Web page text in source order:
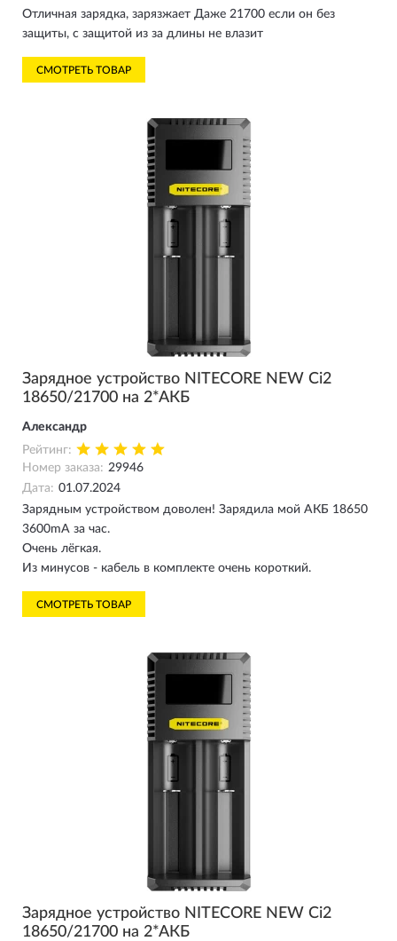
Отличная зарядка, зарязжает Даже 21700 если он без
защиты, с защитой из за длины не влазит
СМОТРЕТЬ ТОВАР
Зарядное устройство NITECORE NEW Ci2
18650/21700 на 2*АКБ
Александр
Рейтинг:
Номер заказа: 29946
Дата: 01.07.2024
Зарядным устройством доволен! Зарядила мой АКБ 18650
3600mA за час.
Очень лёгкая.
Из минусов - кабель в комплекте очень короткий.
СМОТРЕТЬ ТОВАР
Зарядное устройство NITECORE NEW Ci2
18650/21700 на 2*АКБ